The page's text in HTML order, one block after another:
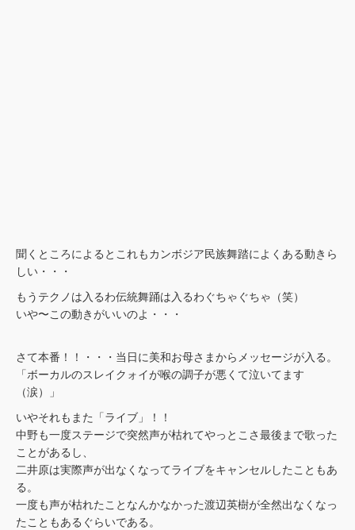
聞くところによるとこれもカンボジア民族舞踏によくある動きら
しい・・・
もうテクノは入るわ伝統舞踊は入るわぐちゃぐちゃ（笑）
いや〜この動きがいいのよ・・・
さて本番！！・・・当日に美和お母さまからメッセージが入る。
「ボーカルのスレイクォイが喉の調子が悪くて泣いてます
（涙）」
いやそれもまた「ライブ」！！
中野も一度ステージで突然声が枯れてやっとこさ最後まで歌った
ことがあるし、
二井原は実際声が出なくなってライブをキャンセルしたこともあ
る。
一度も声が枯れたことなんかなかった渡辺英樹が全然出なくなっ
たこともあるぐらいである。